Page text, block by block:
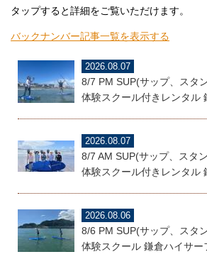
タップすると詳細をご覧いただけます。
バックナンバー記事一覧を表示する
2026.08.07
8/7 PM SUP(サップ、スタ
体験スクール付きレンタル
2026.08.07
8/7 AM SUP(サップ、スタ
体験スクール付きレンタル
2026.08.06
8/6 PM SUP(サップ、スタ
体験スクール 鎌倉ハイサー